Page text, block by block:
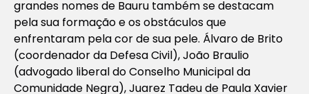
grandes nomes de Bauru também se destacam
pela sua formação e os obstáculos que
enfrentaram pela cor de sua pele. Álvaro de Brito
(coordenador da Defesa Civil), João Braulio
(advogado liberal do Conselho Municipal da
Comunidade Negra), Juarez Tadeu de Paula Xavier